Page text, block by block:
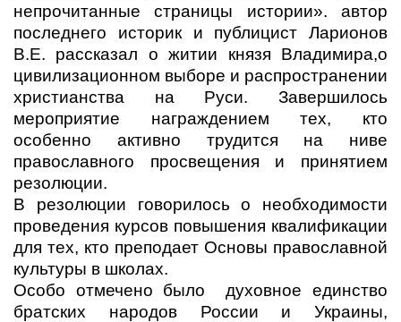
непрочитанные страницы истории». автор
последнего историк и публицист Ларионов
В.Е. рассказал о житии князя Владимира,о
цивилизационном выборе и распространении
христианства на Руси. Завершилось
мероприятие награждением тех, кто
особенно активно трудится на ниве
православного просвещения и принятием
резолюции.
В резолюции говорилось о необходимости
проведения курсов повышения квалификации
для тех, кто преподает Основы православной
культуры в школах.
Особо отмечено было духовное единство
братских народов России и Украины,